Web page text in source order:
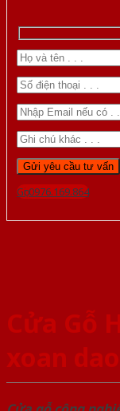
Gọi 0976.169.864
Cửa Gỗ
xoan dao